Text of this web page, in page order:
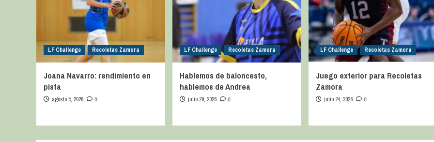
LF Challenge Recoletas Zamora
Joana Navarro: rendimiento en
pista
agosto 5, 2026 0
LF Challenge Recoletas Zamora
Hablemos de baloncesto,
hablemos de Andrea
julio 29, 2026 0
LF Challenge Recoletas Zamora
Juego exterior para Recoletas
Zamora
julio 24, 2026 0